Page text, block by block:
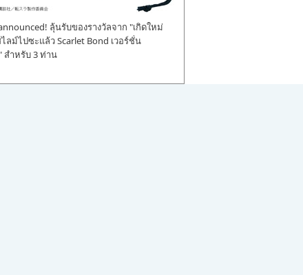
ลุ้นรับของรางวัลจาก "เกิดใหม่
ลม์ไปซะแล้ว Scarlet Bond เวอร์ชั่น
สำหรับ 3 ท่าน